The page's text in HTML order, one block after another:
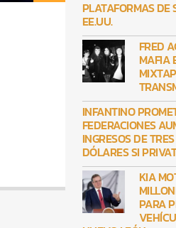
PLATAFORMAS DE
EE.UU.
FRED
MAFIA
INFANTINO
FEDERACIONES
INGRESOS DE
DÓLARES SI
KIA
PARA